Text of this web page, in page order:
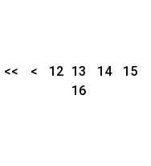
<< < 12 13 14
15
16